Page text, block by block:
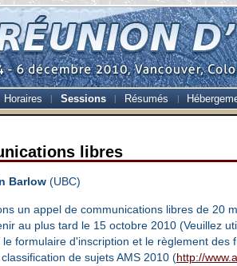
Horaires Sessions Résumés
libres
Barlow(UBC)
un appel de communications libres de 20
au plus tard le 15 octobre 2010 (Veuillez
formulaire d'inscription et le règlement
de sujets AMS 2010 (http://